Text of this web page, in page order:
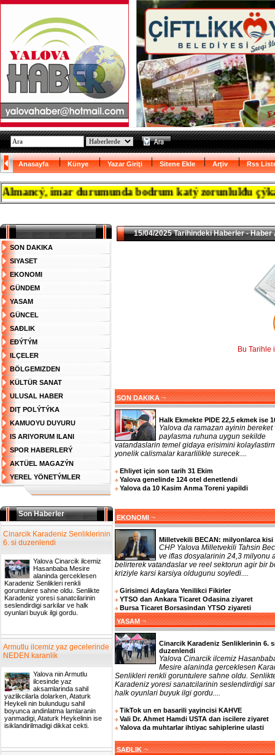
Anasayfa Künye Yazar Giriţi Sitene Ekle Arţiv Rss
imar durumunda bodrum katý zorunlulđu
SON DAKIKA
SIYASET
EKONOMI
GÜNDEM
YASAM
GÜNCEL
SAĐLIK
EĐÝTÝM
ILÇELER
BÖLGEMIZDEN
KÜLTÜR SANAT
ULUSAL HABER
DIŢ POLÝTÝKA
KAMUOYU DUYURU
IS ARIYORUM ILANI
SPOR HABERLERÝ
AKTÜEL MAGAZÝN
YEREL YÖNETÝMLER
Son Haberler
Cinarcik Karadeniz Senliklerinin
6. si duzenlendi
Yalova Cinarcik ilcemiz
Hasanbaba Mesire
alaninda gerceklesen
Karadeniz Senlikleri renkli
goruntulere sahne oldu. Senlikte
Karadeniz yoresi sanatcilarinin
seslendirdigi sarkilar ve halk
oyunlari buyuk ilgi gordu.
Armutlu ilcemiz yaz gecelerinde
NEDEN karanlik
Yalova nin Armutlu
ilcesinde yaz
aksamlarinda sahil
yazlikcilarla dolarken, Ataturk
Heykeli nin bulundugu sahil
boyunca andinlatma lamlaranin
yanmadigi, Ataturk Heykelinin ise
isiklandirilmadigi dikkat cekti.
15/04/2025 Tarihindeki Haberler - Haber
Bu Tarihle
SON DAKIKA ¬
Halk Ekmekte PIDE 22,5 ekmek ise
Yalova da ramazan ayinin bereket
paylasma ruhuna uygun sekilde
vatandaslarin temel gidaya erisimini
yonelik calismalar kararlilikle surecek....
Ehliyet için son tarih 31 Ekim
Yalova genelinde 124 otel denetlendi
Yalova da 10 Kasim Anma Toreni yapildi
EKONOMI ¬
Milletvekili BECAN: milyonlarca kisi
CHP Yalova Milletvekili Tahsin
ve iflas dosyalarinin 24,3 milyonu
belirterek vatandaslar ve reel sektorun agir bir
kriziyle karsi karsiya oldugunu soyledi....
Girisimci Adaylara Yenilikci Fikirler
YTSO dan Ankara Ticaret Odasina ziyaret
Bursa Ticaret Borsasindan YTSO ziyareti
YASAM ¬
Cinarcik Karadeniz Senliklerinin 6.
duzenlendi
Yalova Cinarcik ilcemiz
Mesire alaninda gerceklesen
Senlikleri renkli goruntulere sahne oldu.
Karadeniz yoresi sanatcilarinin seslendirdigi
halk oyunlari buyuk ilgi gordu....
TikTok un en basarili yayincisi KAHVE
Vali Dr. Ahmet Hamdi USTA dan iscilere ziyaret
Yalova da muhtarlar ihtiyac sahiplerine ulasti
SAĐLIK ¬